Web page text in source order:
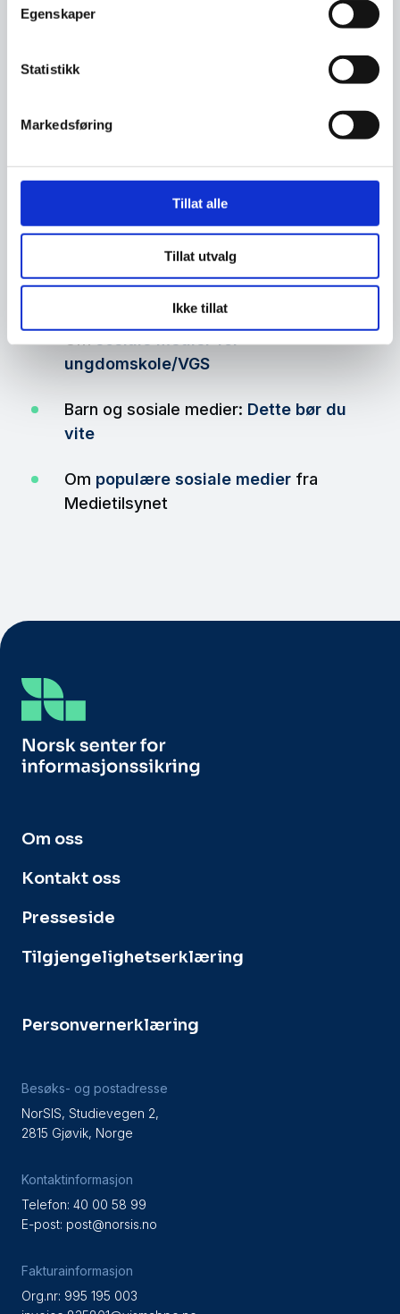
Egenskaper
Statistikk
Markedsføring
Tillat alle
Tillat utvalg
Ikke tillat
Samle inn alle lappene og heng dem på
reflekter rundt de ulike innspillene.
Gå gjennom eller skriv
Nettvettråd
klasserommet.
Ressurser:
Omsosiale medier for
ungdomskole/VGS
Barn og sosiale medier: Dette bør du
vite
Om populære sosiale medier fra
Medietilsynet
Om oss
Kontakt oss
Presseside
Tilgjengelighetserklæring
Personvernerklæring
Besøks- og postadresse
NorSIS, Studievegen 2,
2815 Gjøvik, Norge
Kontaktinformasjon
Telefon: 40 00 58 99
E-post: post@norsis.no
Fakturainformasjon
Org.nr: 995 195 003